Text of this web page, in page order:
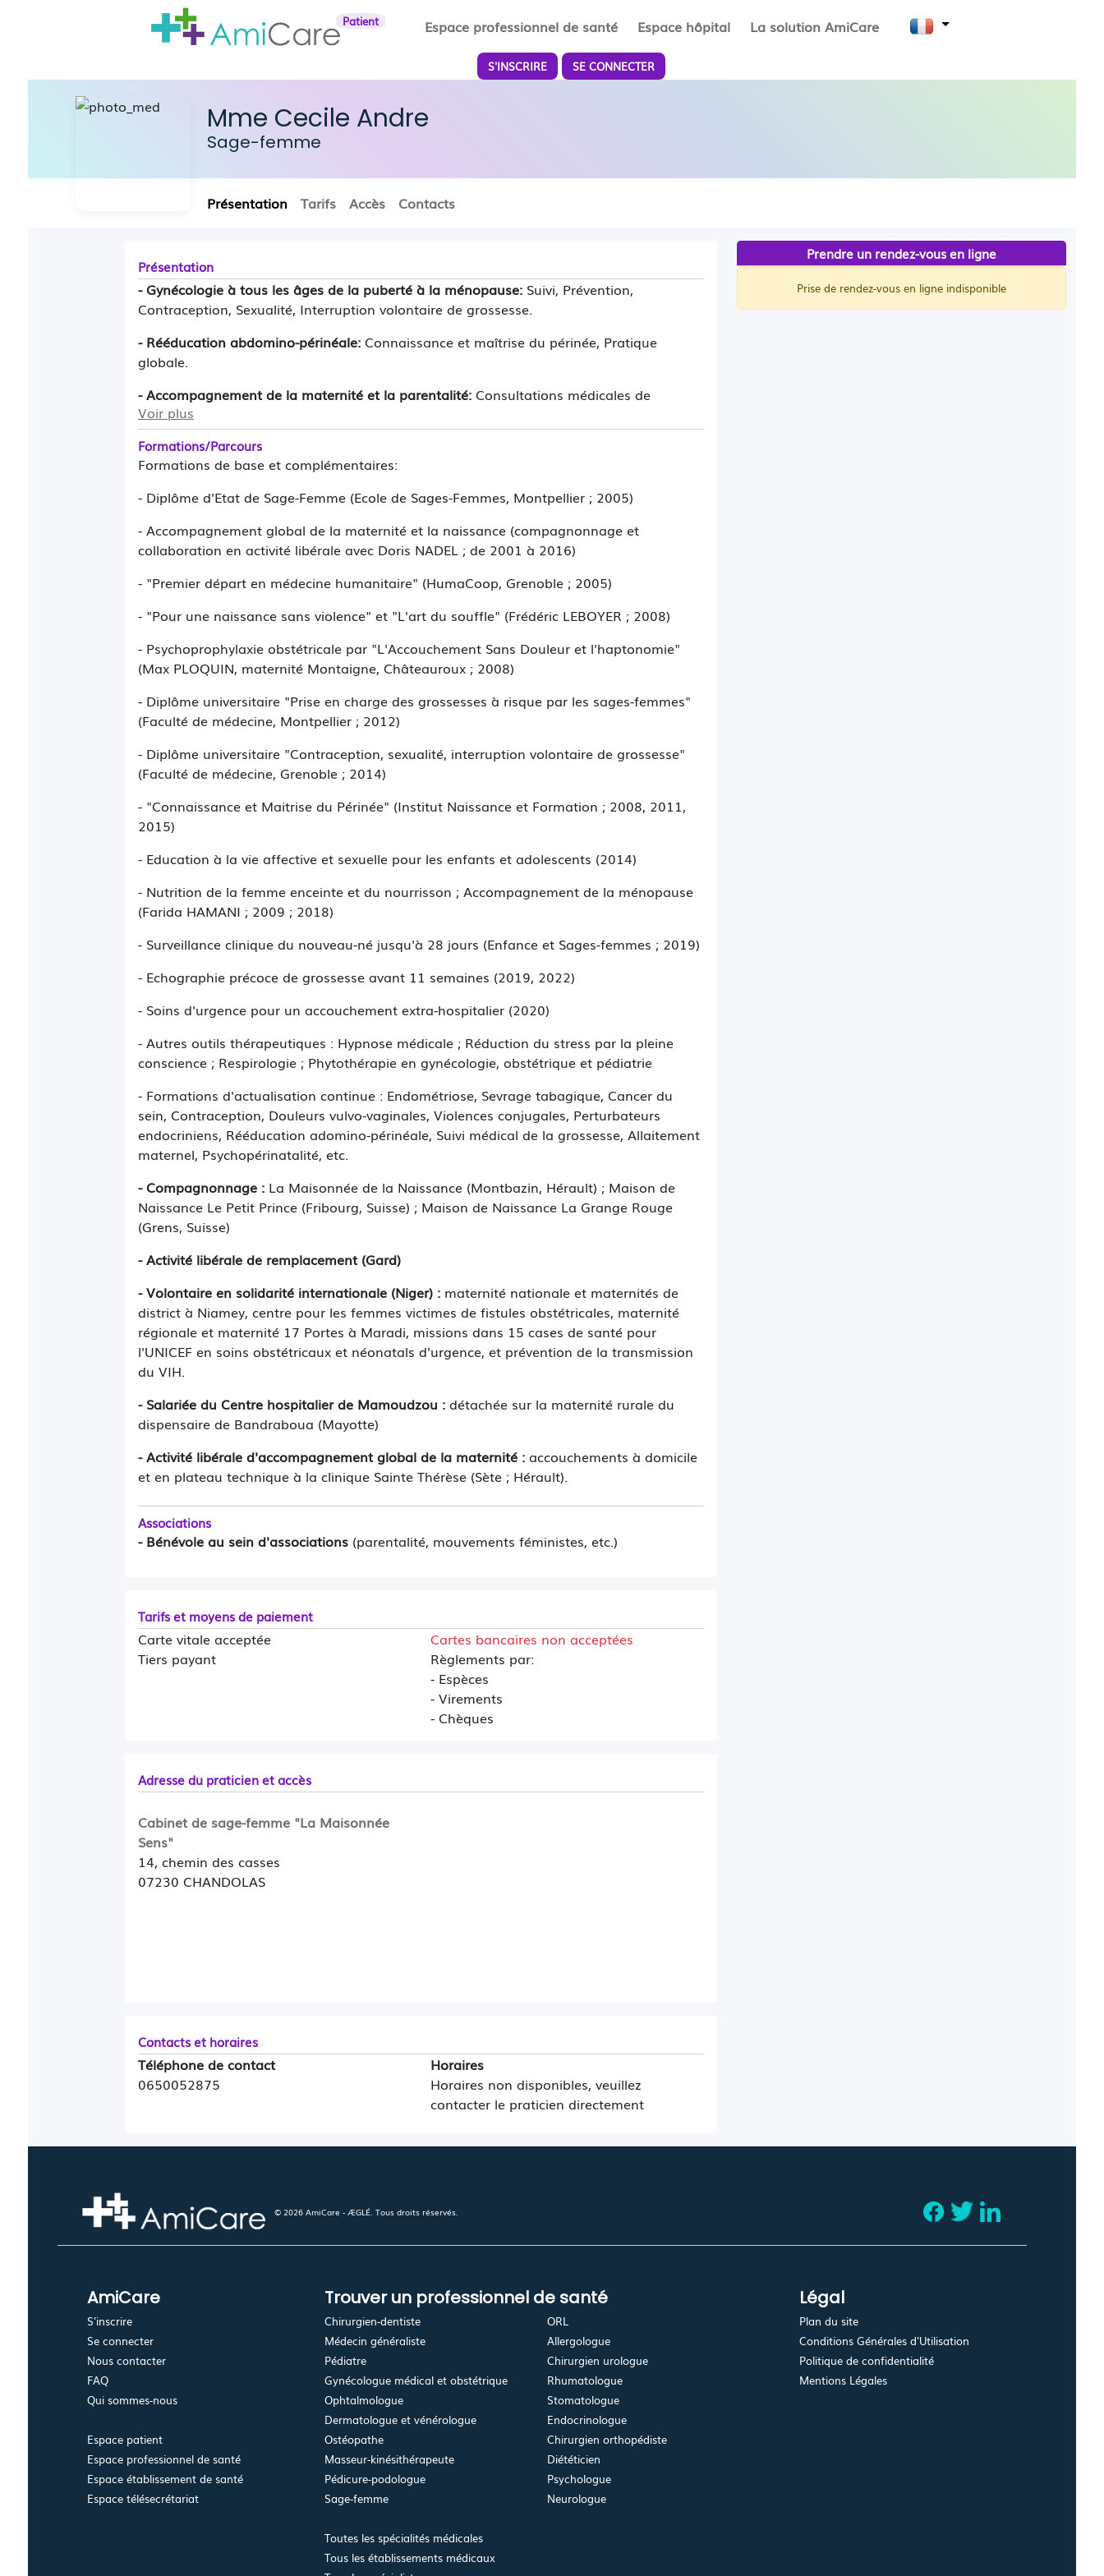
Patient Espace professionnel de santé Espace hôpital La solution AmiCare
S'INSCRIRE SE CONNECTER
Mme Cecile Andre
Sage-femme
Présentation Tarifs Accès Contacts
Présentation
- Gynécologie à tous les âges de la puberté à la ménopause:Suivi, Prévention,
Contraception, Sexualité, Interruption volontaire de grossesse.
- Rééducation abdomino-périnéale:Connaissance et maîtrise du périnée, Pratique
globale.
- Accompagnement de la maternité et la parentalité:Consultations médicales de
grossesse, Préparation psychocorporelle à la naissance, Suivi postnatal des suites de
couches et du nouveau-né, Allaitement et diversification alimentaire, Portage, Massage
du bébé par le parent.
Voir plus
Formations/Parcours
Formations de base et complémentaires:
- Diplôme d'Etat de Sage-Femme (Ecole de Sages-Femmes, Montpellier ; 2005)
- Accompagnement global de la maternité et la naissance (compagnonnage et
collaboration en activité libérale avec Doris NADEL ; de 2001 à 2016)
- "Premier départ en médecine humanitaire" (HumaCoop, Grenoble ; 2005)
- "Pour une naissance sans violence" et "L'art du souffle" (Frédéric LEBOYER ; 2008)
- Psychoprophylaxie obstétricale par "L'Accouchement Sans Douleur et l'haptonomie"
(Max PLOQUIN, maternité Montaigne, Châteauroux ; 2008)
- Diplôme universitaire "Prise en charge des grossesses à risque par les sages-femmes"
(Faculté de médecine, Montpellier ; 2012)
- Diplôme universitaire "Contraception, sexualité, interruption volontaire de grossesse"
(Faculté de médecine, Grenoble ; 2014)
- "Connaissance et Maitrise du Périnée" (Institut Naissance et Formation ; 2008, 2011,
2015)
- Education à la vie affective et sexuelle pour les enfants et adolescents (2014)
- Nutrition de la femme enceinte et du nourrisson ; Accompagnement de la ménopause
(Farida HAMANI ; 2009 ; 2018)
- Surveillance clinique du nouveau-né jusqu'à 28 jours (Enfance et Sages-femmes ; 2019)
- Echographie précoce de grossesse avant 11 semaines (2019, 2022)
- Soins d'urgence pour un accouchement extra-hospitalier (2020)
- Autres outils thérapeutiques : Hypnose médicale ; Réduction du stress par la pleine
conscience ; Respirologie ; Phytothérapie en gynécologie, obstétrique et pédiatrie
- Formations d'actualisation continue : Endométriose, Sevrage tabagique, Cancer du
sein, Contraception, Douleurs vulvo-vaginales, Violences conjugales, Perturbateurs
endocriniens, Rééducation adomino-périnéale, Suivi médical de la grossesse, Allaitement
maternel, Psychopérinatalité, etc.
- Compagnonnage : La Maisonnée de la Naissance (Montbazin, Hérault) ; Maison de
Naissance Le Petit Prince (Fribourg, Suisse) ; Maison de Naissance La Grange Rouge
(Grens, Suisse)
- Activité libérale de remplacement (Gard)
- Volontaire en solidarité internationale (Niger) : maternité nationale et maternités de
district à Niamey, centre pour les femmes victimes de fistules obstétricales, maternité
régionale et maternité 17 Portes à Maradi, missions dans 15 cases de santé pour
l'UNICEF en soins obstétricaux et néonatals d'urgence, et prévention de la transmission
du VIH.
- Salariée du Centre hospitalier de Mamoudzou :détachée sur la maternité rurale du
dispensaire de Bandraboua (Mayotte)
- Activité libérale d'accompagnement global de la maternité : accouchements à domicile
et en plateau technique à la clinique Sainte Thérèse (Sète ; Hérault).
Associations
- Bénévole au sein d'associations(parentalité, mouvements féministes, etc.)
Tarifs et moyens de paiement
Carte vitale acceptée
Tiers payant
Cartes bancaires non acceptées
Règlements par:
- Espèces
- Virements
- Chèques
Adresse du praticien et accès
Cabinet de sage-femme "La Maisonnée
Sens"
14, chemin des casses
07230 CHANDOLAS
Contacts et horaires
Téléphone de contact
0650052875
Horaires
Horaires non disponibles, veuillez
contacter le praticien directement
Prendre un rendez-vous en ligne
Prise de rendez-vous en ligne indisponible
© 2026 AmiCare - ÆGLÉ. Tous droits réservés.
AmiCare
S'inscrire
Se connecter
Nous contacter
FAQ
Qui sommes-nous
Espace patient
Espace professionnel de santé
Espace établissement de santé
Espace télésecrétariat
Trouver un professionnel de santé
Chirurgien-dentiste
Médecin généraliste
Pédiatre
Gynécologue médical et obstétrique
Ophtalmologue
Dermatologue et vénérologue
Ostéopathe
Masseur-kinésithérapeute
Pédicure-podologue
Sage-femme
Toutes les spécialités médicales
Tous les établissements médicaux
ORL
Allergologue
Chirurgien urologue
Rhumatologue
Stomatologue
Endocrinologue
Chirurgien orthopédiste
Diététicien
Psychologue
Neurologue
Légal
Plan du site
Conditions Générales d'Utilisation
Politique de confidentialité
Mentions Légales